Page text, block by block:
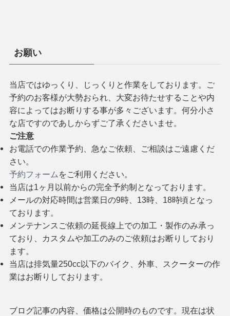
お願い
当店ではゆっくり、じっくりと作業をしております。ご
予約のお客様が大勢おられ、大変お待たせすることや内
容によってはお断りする事が多々ございます。何分小さ
な店ですのであしからずご了承くださいませ。
ご注意
お電話での作業予約、急なご依頼、ご相談はご遠慮くだ
さい。
予約フォーム をご利用ください。
当店は1ヶ月以前からの完全予約制となっております。
メールの対応時間は営業日の9時、13時、18時頃となっ
ております。
メンテナンスご依頼の延長線上での加工・製作のみ承っ
ており、カスタムや加工のみのご依頼はお断りしており
ます。
当店は排気量250cc以下のバイク、外車、スクーターの作
業はお断りしております。
ブログ記事の内容、価格は公開時のものです。現在は状